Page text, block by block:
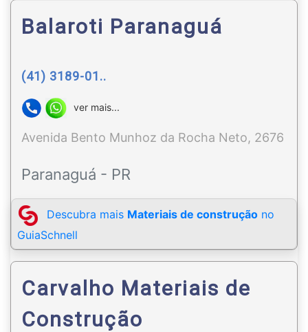
Balaroti Paranaguá
(41) 3189-01..
ver mais...
Avenida Bento Munhoz da Rocha Neto, 2676
Paranaguá - PR
Descubra mais Materiais de construção no
GuiaSchnell
Carvalho Materiais de
Construção